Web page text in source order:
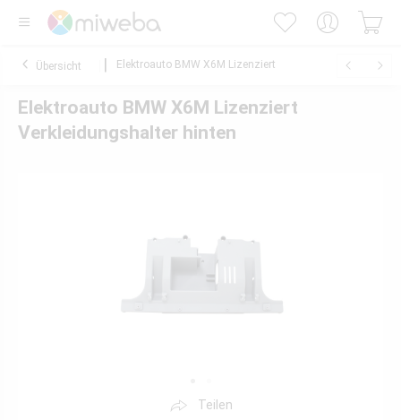
Übersicht Elektroauto BMW X6M Lizenziert
Elektroauto BMW X6M Lizenziert
Verkleidungshalter hinten
Teilen